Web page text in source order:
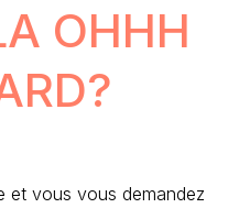
OHHH
et vous vous demandez